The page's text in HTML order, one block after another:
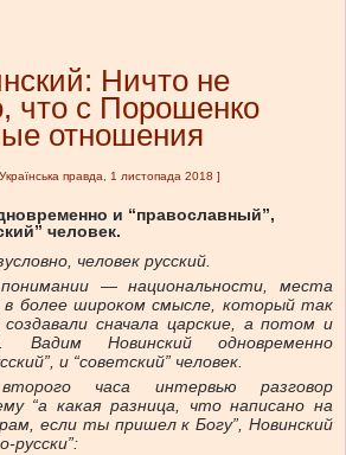
Ничто не
что с Порошенко
отношения
Українська правда, 1 листопада 2018 ]
и “православный”,
человек.
человек русский.
—национальности, места
более широком смысле, который так
сначала царские, а потом и
Вадим Новинский одновременно
и “советский” человек.
часа интервью разговор
“а какая разница, что написано на
если ты пришел к Богу”, Новинский
русски”: